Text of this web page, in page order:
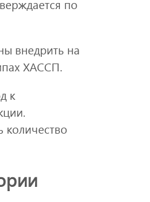
по
внедрить на
ХАССП.
к
количество